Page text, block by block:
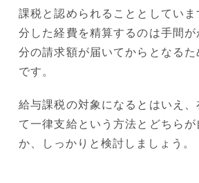
課税と認められることとしてい
分した経費を精算するのは手間が
分の請求額が届いてからとなるた
です。
給与課税の対象になるとはいえ、
て一律支給という方法とどちら
か、しっかりと検討しましょう。